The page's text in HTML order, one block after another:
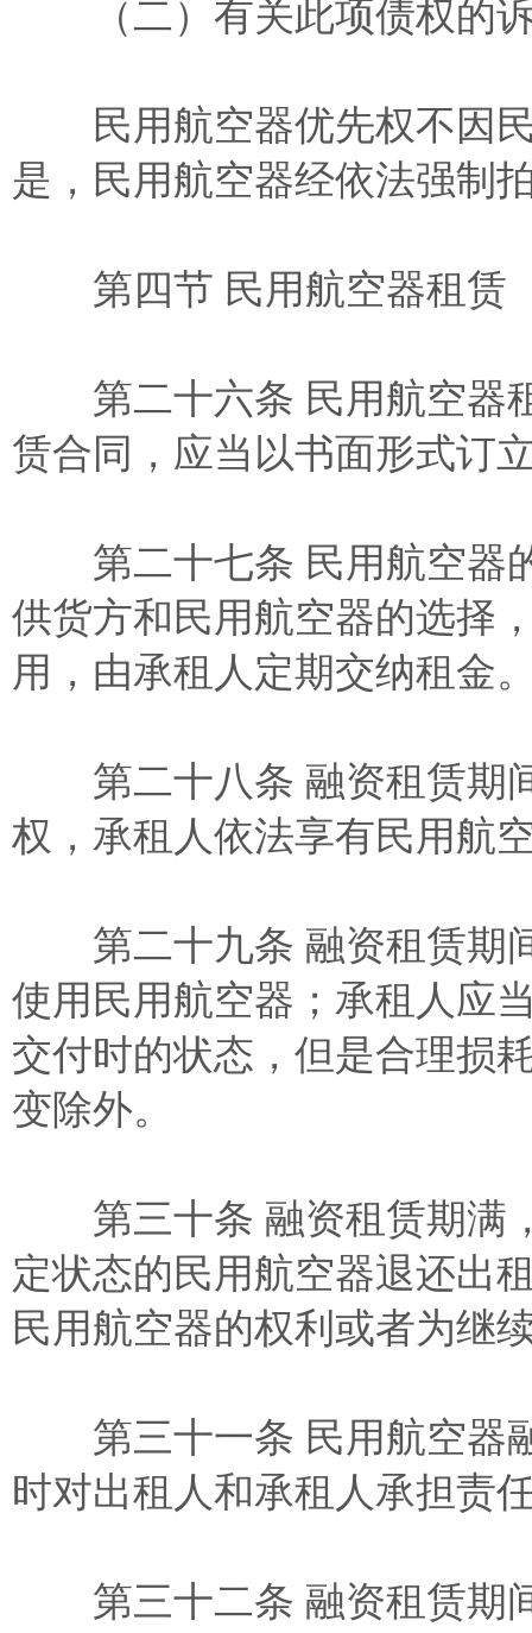
（二）有关此项债权的诉
民用航空器优先权不因民
是，民用航空器经依法强制
第四节 民用航空器租赁
第二十六条 民用航空器
赁合同，应当以书面形式订
第二十七条 民用航空器
供货方和民用航空器的选择
用，由承租人定期交纳租金
第二十八条 融资租赁期
权，承租人依法享有民用航
第二十九条 融资租赁期
使用民用航空器；承租人应
交付时的状态，但是合理损
变除外。
第三十条 融资租赁期满
定状态的民用航空器退还出
民用航空器的权利或者为继
第三十一条 民用航空器
时对出租人和承租人承担责
第三十二条 融资租赁期